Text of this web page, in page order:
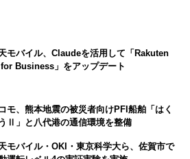
モバイル、Claudeを活用して「Rakuten
Business」をアップデート
モ、熊本地震の被災者向けPFI船舶「はく
Ⅱ」と八代港の通信環境を整備
モバイル・OKI・東京科学大ら、佐賀市で